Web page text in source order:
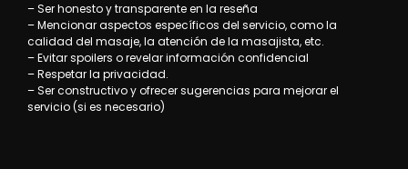
– Ser honesto y transparente en la reseña
– Mencionar aspectos específicos del servicio, como la
calidad del masaje, la atención de la masajista, etc.
– Evitar spoilers o revelar información confidencial
– Respetar la privacidad.
– Ser constructivo y ofrecer sugerencias para mejorar el
servicio (si es necesario)